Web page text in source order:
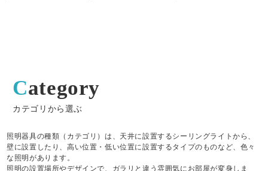
Category
カテゴリから選ぶ
照明器具の種類（カテゴリ）は、天井に設置するシーリングライトから、
壁に設置したり、高い位置・低い位置に設置するタイプのものなど、色々
な照明があります。
照明の設置場所やデザインで、ガラリと違う雰囲気にお部屋が変身しま